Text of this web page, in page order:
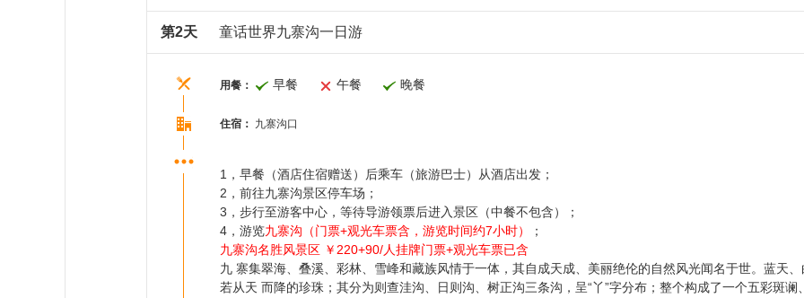
第2天 童话世界九寨沟一日游
用餐： 早餐 午餐 晚餐
住宿： 九寨沟口
1，早餐（酒店住宿赠送）后乘车（旅游巴士）从酒店出发；
2，前往九寨沟景区停车场；
3，步行至游客中心，等待导游领票后进入景区（中餐不包含）；
4，游览九寨沟（门票+观光车票含，游览时间约7小时）
；
九寨沟名胜风景区 ￥220+90/人挂牌门票+观光车票已含
九 寨集翠海、叠溪、彩林、雪峰和藏族风情于一体，其自成天成、美丽绝伦的自然风光闻名于世。蓝天
若从天 而降的珍珠；其分为则查洼沟、日则沟、树正沟三条沟，呈“丫”字分布；整个构成了一个五彩斑